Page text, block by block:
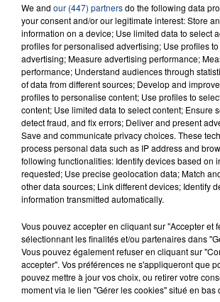
23 juillet 2026
INCENDIE MORTEL À LENS :
SON BÉBÉ ENTRE LA VIE ET LA...
Un homme s'est immolé par le feu
aspergé sa compagne et leur bébé
d'un liquide inflammable.
20 juillet 2026
UNE ADOLESCENTE DEVANT
We and our (447) partnersdo the following data
your consent and/or our legitimate interest: Store
information on a device; Use limited data to select
profiles for personalised advertising; Use profiles
advertising; Measure advertising performance;
performance; Understand audiences through
of data from different sources; Develop and
profiles to personalise content; Use profiles to
content; Use limited data to select content; Ensure
detect fraud, and fix errors; Deliver and present
Save and communicate privacy choices. These
process personal data such as IP address and
following functionalities: Identify devices based on
requested; Use precise geolocation data; Match
other data sources; Link different devices; Identify
information transmitted automatically.
Vous pouvez accepter en cliquant sur "Accepter et
sélectionnant les finalités et/ou partenaires dans
Vous pouvez également refuser en cliquant sur
accepter". Vos préférences ne s'appliqueront que
pouvez mettre à jour vos choix, ou retirer votre
moment via le lien "Gérer les cookies" situé en bas